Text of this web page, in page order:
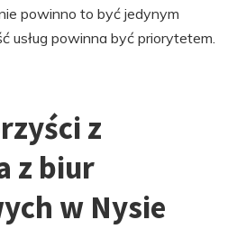
powinno to być jedynym
usług powinna być priorytetem.
z
z biur
w Nysie